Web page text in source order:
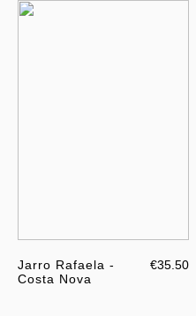
Jarro Rafaela -
Costa Nova
€35.50